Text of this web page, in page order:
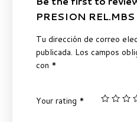
PRESION
Tu dirección de correo
publicada. Los campos
con *
Your rating *